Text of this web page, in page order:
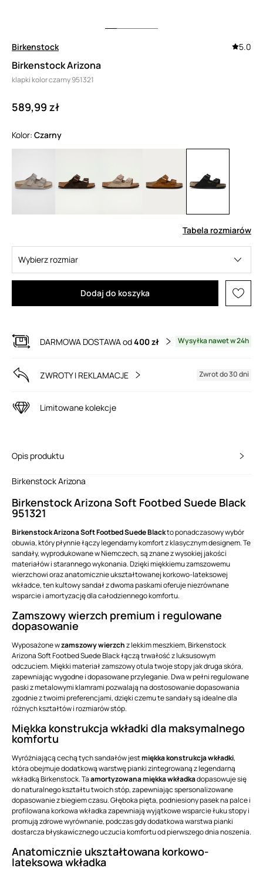
Birkenstock 5.0
Birkenstock Arizona
klapki kolor czarny 951321
589,99 zł
Kolor: czarny
Tabela rozmiarów
Wybierz rozmiar
Dodaj do koszyka
DARMOWA DOSTAWA od400 zł Wysyłka nawet w 24h
ZWROTY I REKLAMACJE Zwrot do 30 dni
Limitowane kolekcje
Opis produktu
Birkenstock Arizona
Birkenstock Arizona Soft Footbed Suede Black
951321
Birkenstock Arizona Soft Footbed Suede Blackto ponadczasowy wybór
obuwia, który płynnie łączy legendarny komfort z klasycznym designem. Te
sandały, wyprodukowane w Niemczech, są znane z wysokiej jakości
materiałów i starannego wykonania. Dzięki miękkiemu zamszowemu
wierzchowi oraz anatomicznie ukształtowanej korkowo-lateksowej
wkładce, ten kultowy sandał z dwoma paskami oferuje niezrównane
wsparcie i amortyzację dla całodziennego komfortu.
Zamszowy wierzch premium i regulowane
dopasowanie
Wyposażone wzamszowy wierzchz lekkim meszkiem, Birkenstock
Arizona Soft Footbed Suede Black łączą trwałość z luksusowym
odczuciem. Miękki materiał zamszowy otula twoje stopy jak druga skóra,
zapewniając wygodne i dopasowane przyleganie. Dwa w pełni regulowane
paski z metalowymi klamrami pozwalają na dostosowanie dopasowania
zgodnie z twoimi preferencjami, dzięki czemu te sandały są idealne dla
różnych kształtów i rozmiarów stóp.
Miękka konstrukcja wkładki dla maksymalnego
komfortu
Wyróżniającą cechą tych sandałów jestmiękka konstrukcja wkładki,
która obejmuje dodatkową warstwę pianki zintegrowaną z legendarną
wkładką Birkenstock. Taamortyzowana miękka wkładkadopasowuje się
do naturalnego kształtu twoich stóp, zapewniając spersonalizowane
dopasowanie z biegiem czasu. Głęboka pięta, podniesiony pasek na palce i
profilowana korkowa wkładka zapewniają wyjątkowe wsparcie łuku stopy i
promują zdrowe wyrównanie, podczas gdy dodatkowa warstwa pianki
dostarcza błyskawicznego uczucia komfortu od pierwszego dnia noszenia.
Anatomicznie ukształtowana korkowo-
lateksowa wkładka